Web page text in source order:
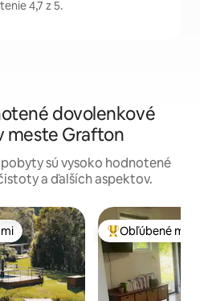
4,7 z 5.
dovolenkové
meste Grafton
sú vysoko hodnotené
a ďalších aspektov.
Najobľúbenejšie
Obľúbené